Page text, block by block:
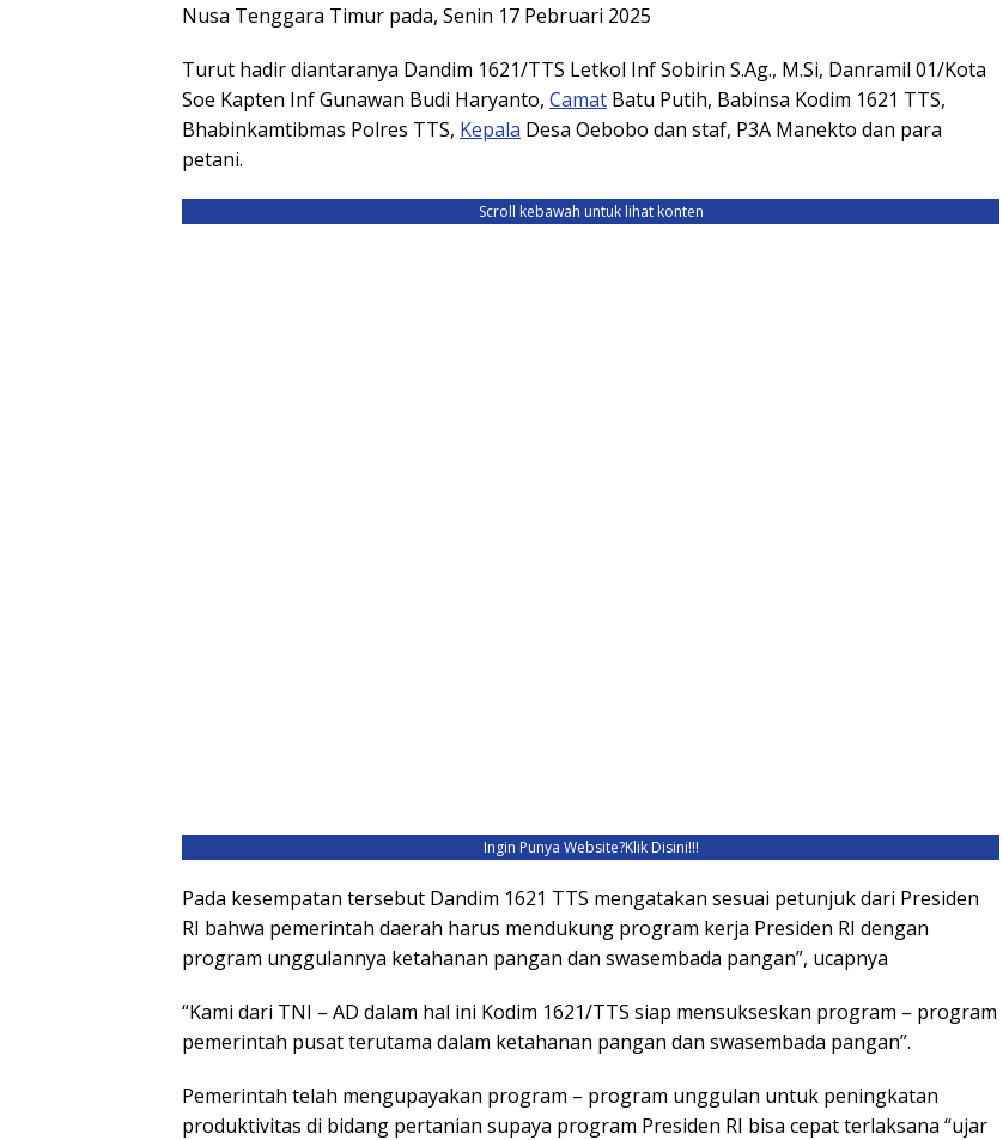
Nusa Tenggara Timur pada, Senin 17 Pebruari 2025
Turut hadir diantaranya Dandim 1621/TTS Letkol Inf Sobirin S.Ag., M.Si, Danramil 01/Kota
Soe Kapten Inf Gunawan Budi Haryanto, Camat Batu Putih, Babinsa Kodim 1621 TTS,
Bhabinkamtibmas Polres TTS, Kepala Desa Oebobo dan staf, P3A Manekto dan para
petani.
Scroll kebawah untuk lihat konten
Ingin Punya Website?Klik Disini!!!
Pada kesempatan tersebut Dandim 1621 TTS mengatakan sesuai petunjuk dari Presiden
RI bahwa pemerintah daerah harus mendukung program kerja Presiden RI dengan
program unggulannya ketahanan pangan dan swasembada pangan”, ucapnya
“Kami dari TNI – AD dalam hal ini Kodim 1621/TTS siap mensukseskan program – program
pemerintah pusat terutama dalam ketahanan pangan dan swasembada pangan”.
Pemerintah telah mengupayakan program – program unggulan untuk peningkatan
produktivitas di bidang pertanian supaya program Presiden RI bisa cepat terlaksana “ujar